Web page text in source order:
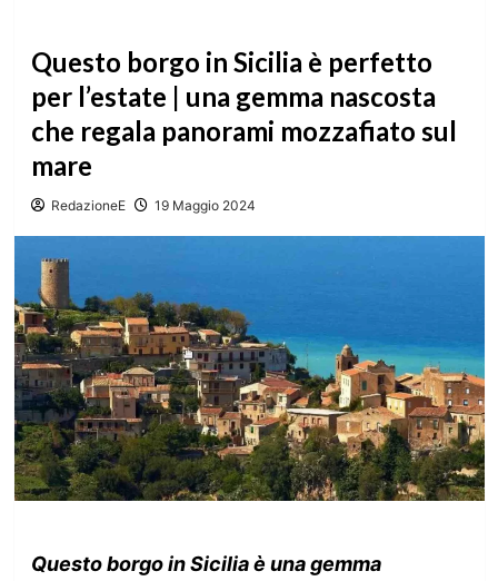
Questo borgo in Sicilia è perfetto
per l’estate | una gemma nascosta
che regala panorami mozzafiato sul
mare
RedazioneE 19 Maggio 2024
Questo borgo in Sicilia è una gemma